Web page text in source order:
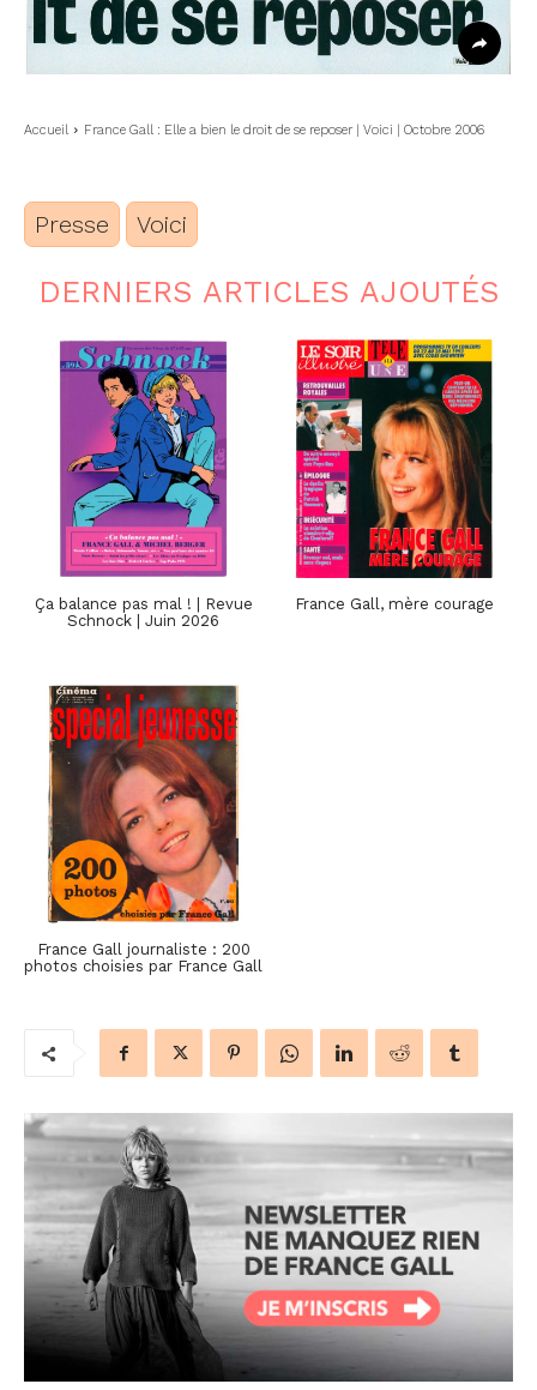
Accueil France Gall : Elle a bien le droit de se reposer | Voici | Octobre 2006
Presse Voici
DERNIERS ARTICLES AJOUTÉS
Ça balance pas mal ! | Revue
Schnock | Juin 2026
France Gall, mère courage
France Gall journaliste : 200
photos choisies par France Gall